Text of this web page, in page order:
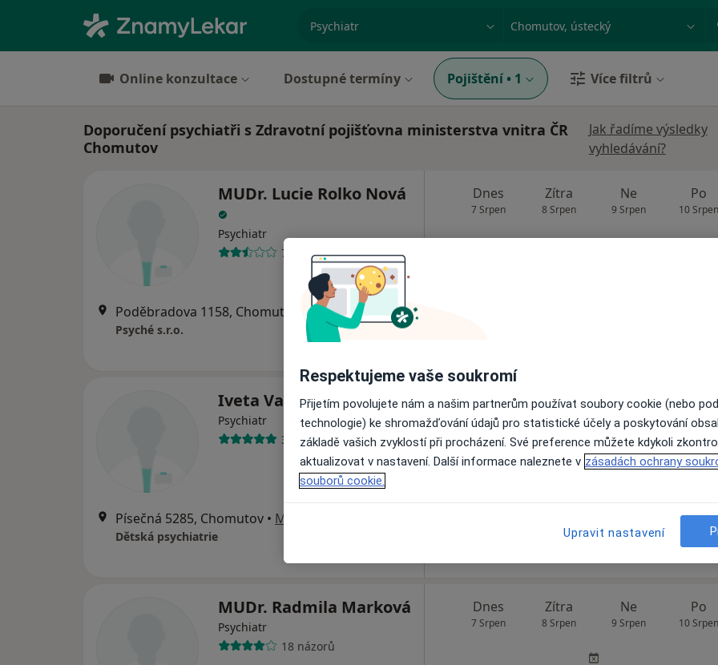
Město nebo region
Online konzultace Dostupné termíny Pojištění • 1 Více filtrů
Doporučení psychiatři s Zdravotní pojišťovna ministerstva vnitra ČR
Chomutov
Jak řadíme výsledky
vyhledávání?
MUDr. Lucie Rolko Nová
Psychiatr
7 názorů
Poděbradova 1158, Chomutov Mapa
Psyché s.r.o.
Dnes
7 Srpen
Zítra
8 Srpen
Ne
9 Srpen
Po
10 Srpen
Iveta Vadlejchová
Psychiatr
33 názorů
Písečná 5285, Chomutov • Mapa
Dětská psychiatrie
Dnes
7 Srpen
Zítra
8 Srpen
Ne
9 Srpen
Po
10 Srpen
Online rezervace termínu není k
MUDr. Radmila Marková
Psychiatr
18 názorů
Dnes
7 Srpen
Zítra
8 Srpen
Ne
9 Srpen
Po
10 Srpen
Respektujeme vaše soukromí
Přijetím povolujete nám a našim partnerům používat soubory cookie (nebo
technologie) ke shromažďování údajů pro statistické účely a poskytování
základě vašich zvyklostí při procházení. Své preference můžete kdykoli
aktualizovat v nastavení. Další informace naleznete v zásadách ochrany
souborů cookie.
Upravit nastavení